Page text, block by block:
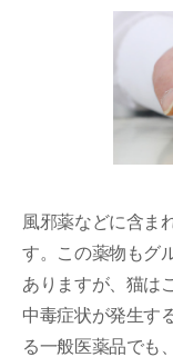
風邪薬などに含ま
す。この薬物もグ
ありますが、猫は
中毒症状が発生す
る一般医薬品でも